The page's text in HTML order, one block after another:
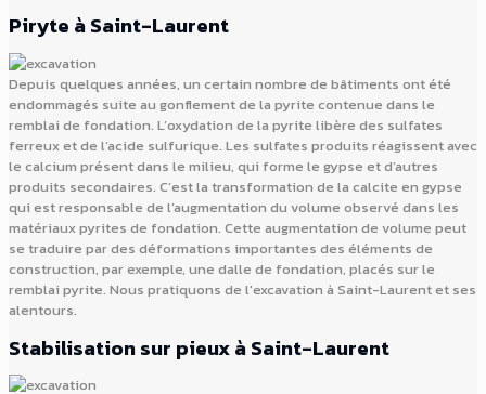
Piryte à Saint-Laurent
Depuis quelques années, un certain nombre de bâtiments ont été
endommagés suite au gonflement de la pyrite contenue dans le
remblai de fondation. L’oxydation de la pyrite libère des sulfates
ferreux et de l’acide sulfurique. Les sulfates produits réagissent avec
le calcium présent dans le milieu, qui forme le gypse et d’autres
produits secondaires. C’est la transformation de la calcite en gypse
qui est responsable de l’augmentation du volume observé dans les
matériaux pyrites de fondation. Cette augmentation de volume peut
se traduire par des déformations importantes des éléments de
construction, par exemple, une dalle de fondation, placés sur le
remblai pyrite. Nous pratiquons de l'excavation à Saint-Laurent et ses
alentours.
Stabilisation sur pieux à Saint-Laurent